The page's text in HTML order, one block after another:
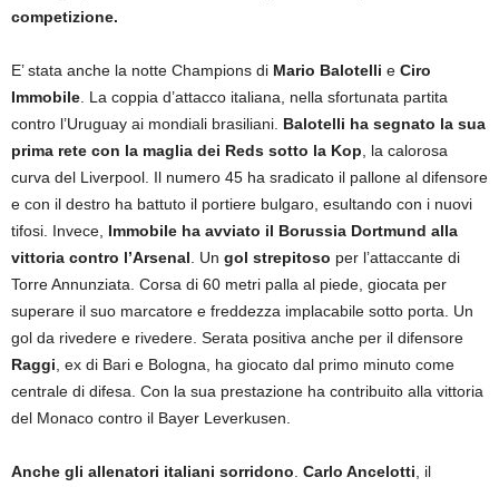
competizione.
E’ stata anche la notte Champions di Mario Balotelli e Ciro
Immobile . La coppia d’attacco italiana, nella sfortunata partita
contro l’Uruguay ai mondiali brasiliani. Balotelli ha segnato la sua
prima rete con la maglia dei Reds sotto la Kop , la calorosa
curva del Liverpool. Il numero 45 ha sradicato il pallone al difensore
e con il destro ha battuto il portiere bulgaro, esultando con i nuovi
tifosi. Invece, Immobile ha avviato il Borussia Dortmund alla
vittoria contro l’Arsenal . Un gol strepitoso per l’attaccante di
Torre Annunziata. Corsa di 60 metri palla al piede, giocata per
superare il suo marcatore e freddezza implacabile sotto porta. Un
gol da rivedere e rivedere. Serata positiva anche per il difensore
Raggi , ex di Bari e Bologna, ha giocato dal primo minuto come
centrale di difesa. Con la sua prestazione ha contribuito alla vittoria
del Monaco contro il Bayer Leverkusen.
Anche gli allenatori italiani sorridono Carlo Ancelotti , il